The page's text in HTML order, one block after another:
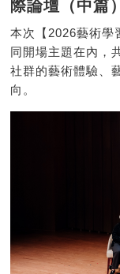
際論壇（中篇）
本次【2026藝術學
同開場主題在內，
社群的藝術體驗、
向。